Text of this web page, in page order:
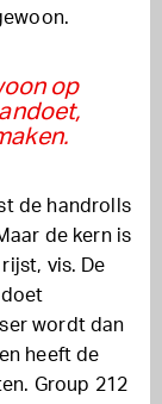
op
de handrolls
de kern is
vis. De
doet
wordt dan
heeft de
Group 212